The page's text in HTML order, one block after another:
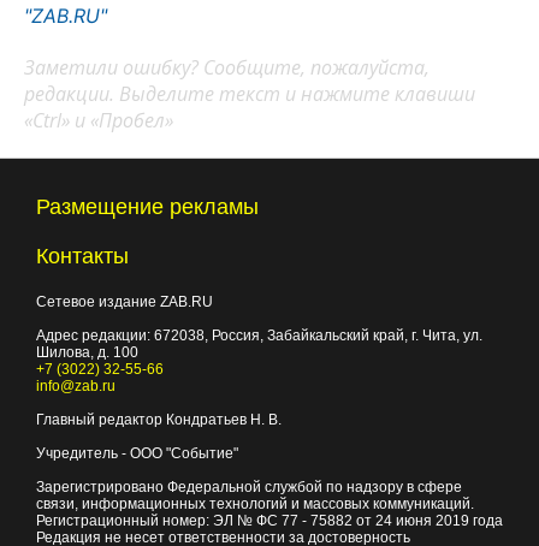
"ZAB.RU"
Заметили ошибку? Сообщите, пожалуйста,
редакции. Выделите текст и нажмите клавиши
«Ctrl» и «Пробел»
Размещение рекламы
Контакты
Сетевое издание ZAB.RU
Адрес редакции: 672038 , Россия, Забайкальский край, г. Чита ул.
Шилова, д. 100
+7 (3022) 32-55-66
info@zab.ru
Главный редактор Кондратьев Н. В.
Учредитель - ООО "Событие"
Зарегистрировано Федеральной службой по надзору в сфере
связи, информационных технологий и массовых коммуникаций.
Регистрационный номер: ЭЛ № ФС 77 - 75882 от 24 июня 2019 года
Редакция не несет ответственности за достоверность